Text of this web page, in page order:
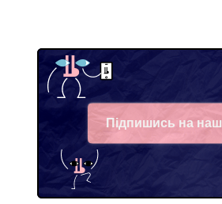
Підпишись на наш
Telegram